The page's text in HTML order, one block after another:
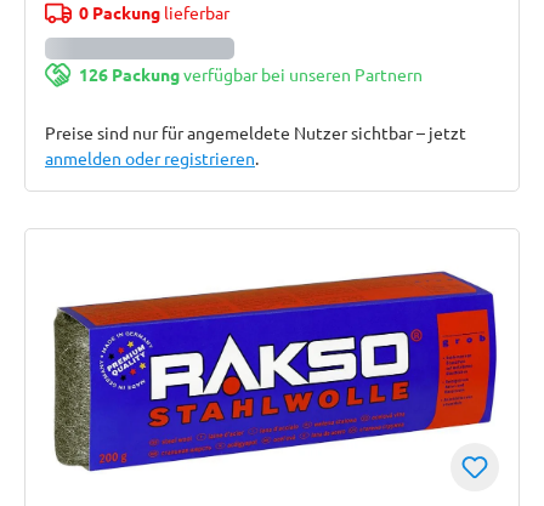
0 Packunglieferbar
126 Packungverfügbar bei unseren Partnern
Preise sind nur für angemeldete Nutzer sichtbar – jetzt
anmelden oder registrieren.